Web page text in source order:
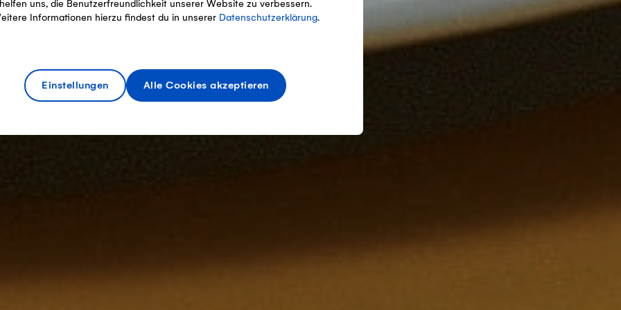
uns, die Benutzerfreundlichkeit unserer Website zu verbessern.
Informationen hierzu findest du in unserer Datenschutzerklärung.
Einstellungen Alle Cookies akzeptieren